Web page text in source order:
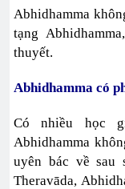
Abhidhamma
tạng
thuyết.
Abhidhamma có
Có nhiều học
Abhidhamma
uyên bác về sau
Theravāda,